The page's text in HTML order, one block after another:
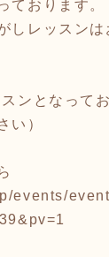
ております。
しレッスン
ンとなって
い）
events/